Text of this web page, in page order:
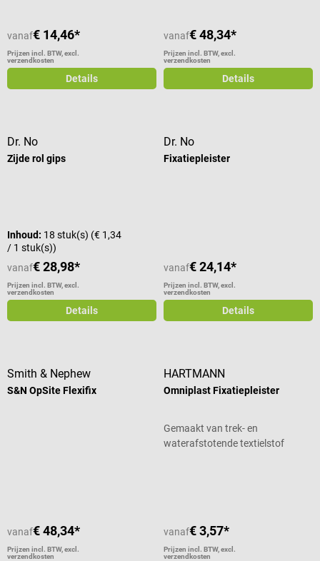
vanaf€ 14,46*
Prijzen incl. BTW, excl.
verzendkosten
Details
vanaf€ 48,34*
Prijzen incl. BTW, excl.
verzendkosten
Details
Dr. No
Zijde rol gips
Inhoud: 18 stuk(s) (€ 1,34
/ 1 stuk(s))
vanaf€ 28,98*
Prijzen incl. BTW, excl.
verzendkosten
Details
Dr. No
Fixatiepleister
vanaf€ 24,14*
Prijzen incl. BTW, excl.
verzendkosten
Details
Smith & Nephew
S&N OpSite Flexifix
vanaf€ 48,34*
Prijzen incl. BTW, excl.
verzendkosten
HARTMANN
Omniplast Fixatiepleister
Gemaakt van trek- en
waterafstotende textielstof
vanaf€ 3,57*
Prijzen incl. BTW, excl.
verzendkosten